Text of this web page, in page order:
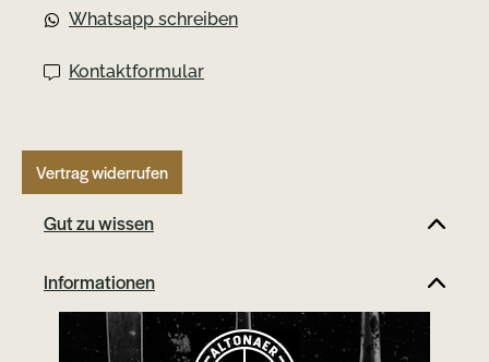
Whatsapp schreiben
Kontaktformular
Vertrag widerrufen
Gut zu wissen
Informationen